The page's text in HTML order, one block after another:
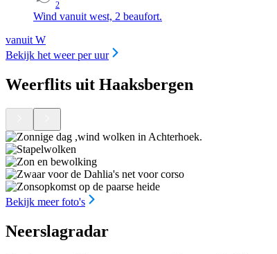
2
Wind vanuit west, 2 beaufort.
vanuit W
Bekijk het weer per uur
Weerflits uit Haaksbergen
Bekijk meer foto's
Neerslagradar